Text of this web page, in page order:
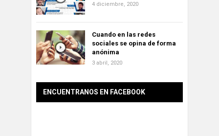
4 diciembre, 2020
Cuando en las redes
sociales se opina de forma
anónima
3 abril, 2020
ENCUENTRANOS EN FACEBOOK